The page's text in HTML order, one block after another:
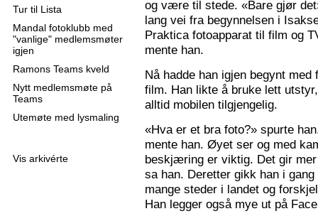
Tur til Lista
Mandal fotoklubb med
"vanlige" medlemsmøter
igjen
Ramons Teams kveld
Nytt medlemsmøte på
Teams
Utemøte med lysmaling
Vis arkivérte
og være til stede. «Bare gjør
lang vei fra begynnelsen i
Praktica fotoapparat til film og
mente han.
Nå hadde han igjen begynt
film. Han likte å bruke lett
alltid mobilen tilgjengelig.
«Hva er et bra foto?» spurte
mente han. Øyet ser og med
beskjæring er viktig. Det gir
sa han. Deretter gikk han i
mange steder i landet og
Han legger også mye ut på